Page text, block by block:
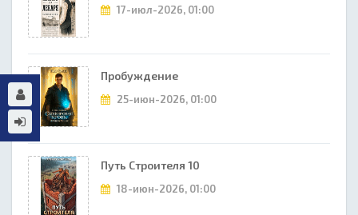
17-июл-2026, 01:00
Пробуждение
25-июн-2026, 01:00
Путь Строителя 10
18-июн-2026, 01:00